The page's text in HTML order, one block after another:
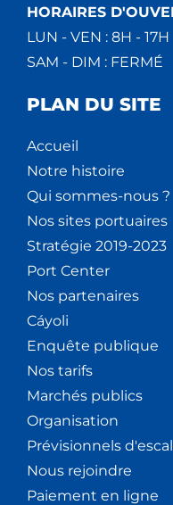
HORAIRES
LUN - VEN : 8H - 17H
SAM - DIM : FERMÉ
PLAN DU SITE
Accueil
Notre histoire
Qui sommes-nous ?
Nos sites portuaires
Stratégie 2019-2023
Port Center
Nos partenaires
Cáyoli
Enquête publique
Nos tarifs
Marchés publics
Organisation
Prévisionnels
Nous rejoindre
Paiement en ligne